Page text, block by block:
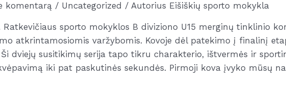
komentarą / Uncategorized / Autorius Eišiškių sporto mokykla
Ratkevičiaus sporto mokyklos B diviziono U15 merginų tinklinio
atkrintamosiomis varžybomis. Kovoje dėl patekimo į finalinį
Ši dviejų susitikimų serija tapo tikru charakterio, ištvermės ir
iki pat paskutinės sekundės. Pirmoji kova įvyko mūsų